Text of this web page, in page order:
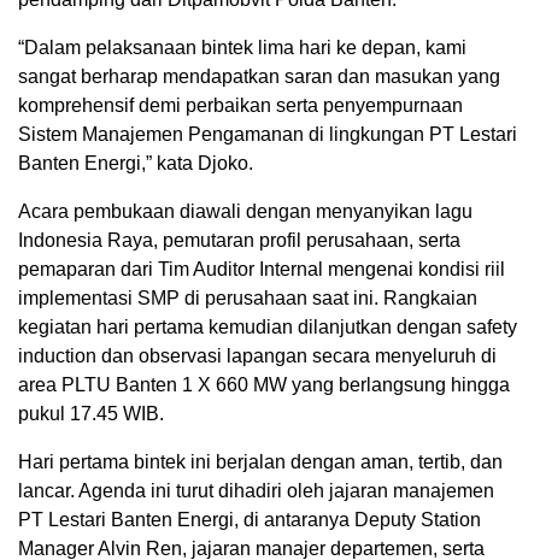
“Dalam pelaksanaan bintek lima hari ke depan, kami
sangat berharap mendapatkan saran dan masukan yang
komprehensif demi perbaikan serta penyempurnaan
Sistem Manajemen Pengamanan di lingkungan PT Lestari
Banten Energi,” kata Djoko.
Acara pembukaan diawali dengan menyanyikan lagu
Indonesia Raya, pemutaran profil perusahaan, serta
pemaparan dari Tim Auditor Internal mengenai kondisi riil
implementasi SMP di perusahaan saat ini. Rangkaian
kegiatan hari pertama kemudian dilanjutkan dengan safety
induction dan observasi lapangan secara menyeluruh di
area PLTU Banten 1 X 660 MW yang berlangsung hingga
pukul 17.45 WIB.
Hari pertama bintek ini berjalan dengan aman, tertib, dan
lancar. Agenda ini turut dihadiri oleh jajaran manajemen
PT Lestari Banten Energi, di antaranya Deputy Station
Manager Alvin Ren, jajaran manajer departemen, serta